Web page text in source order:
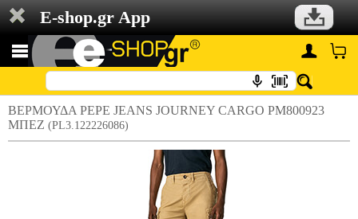
E-shop.gr App
ΒΕΡΜΟΥΔΑ PEPE JEANS JOURNEY CARGO PM800923
ΜΠΕΖ (PL3.122226086)